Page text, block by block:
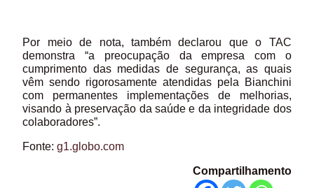
Por meio de nota, também declarou que o TAC
demonstra “a preocupação da empresa com o
cumprimento das medidas de segurança, as quais
vêm sendo rigorosamente atendidas pela Bianchini
com permanentes implementações de melhorias,
visando à preservação da saúde e da integridade dos
colaboradores”.
Fonte:g1.globo.com
Compartilhamento